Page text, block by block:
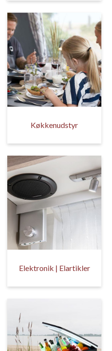
Køkkenudstyr
Elektronik | Elartikler